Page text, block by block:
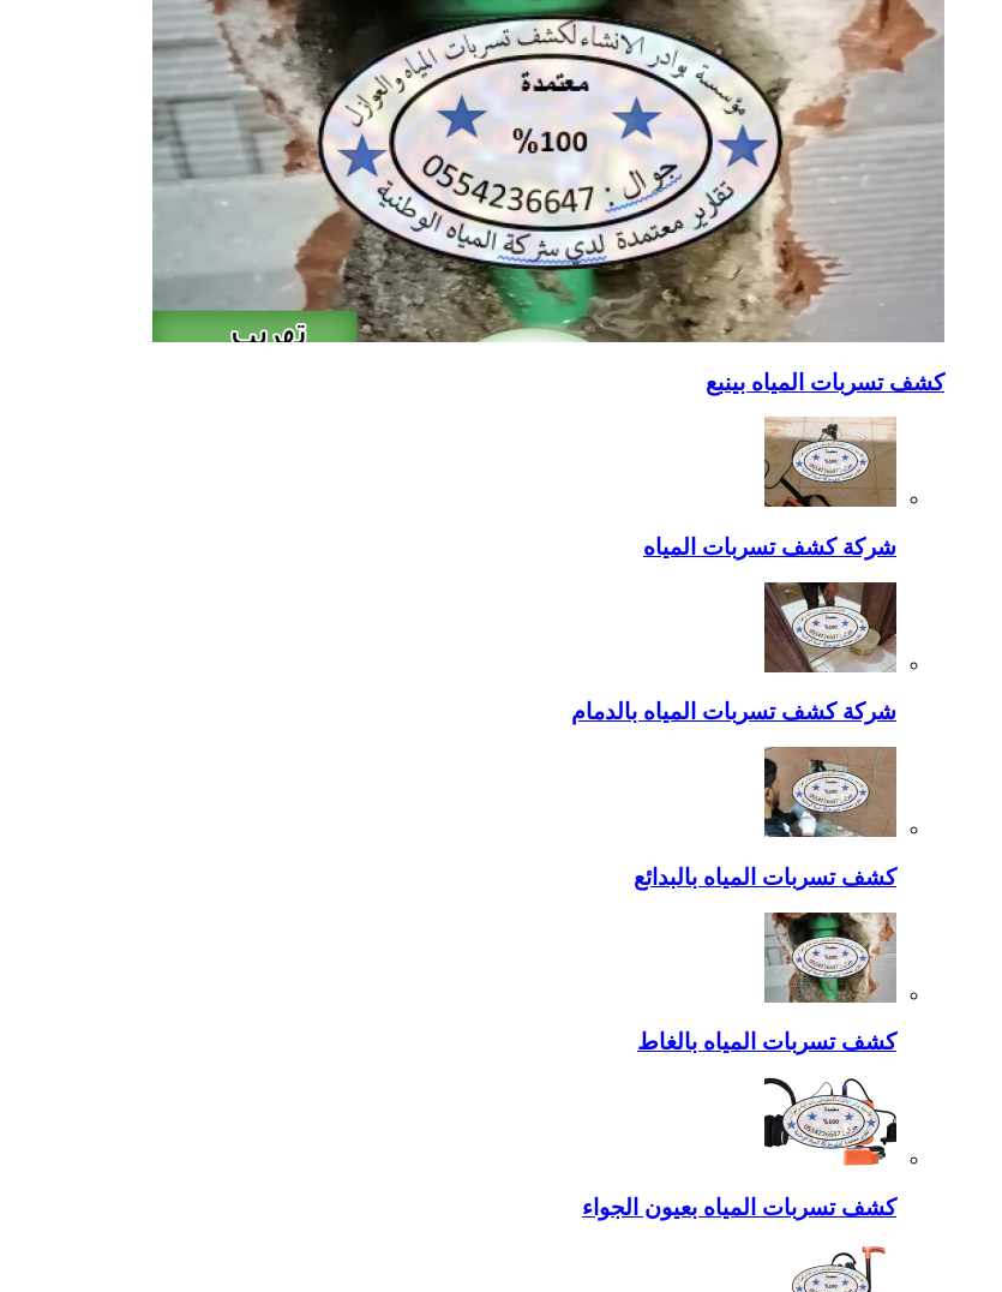
كشف تسربات المياه بينبع
شركة كشف تسربات المياه
شركة كشف تسربات المياه بالدمام
كشف تسربات المياه بالبدائع
كشف تسربات المياه بالغاط
كشف تسربات المياه بعيون الجواء